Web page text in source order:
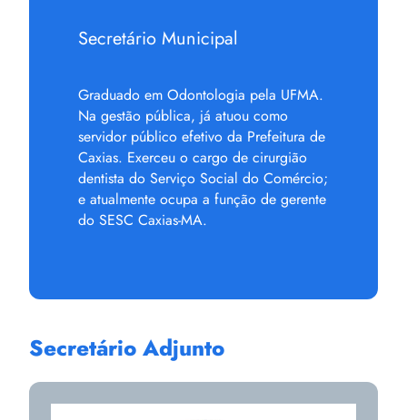
Secretário Municipal
Graduado em Odontologia pela UFMA.
Na gestão pública, já atuou como
servidor público efetivo da Prefeitura de
Caxias. Exerceu o cargo de cirurgião
dentista do Serviço Social do Comércio;
e atualmente ocupa a função de gerente
do SESC Caxias-MA.
Secretário Adjunto